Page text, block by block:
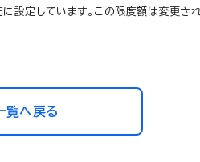
しています。この限度額は変更され
覧へ戻る